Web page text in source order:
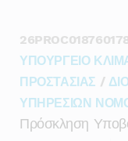
ΥΠΟΥΡΓΕΙΟ
ΠΡΟΣΤΑΣΙΑΣ /
ΥΠΗΡΕΣΙΩΝ
Πρόσκληση